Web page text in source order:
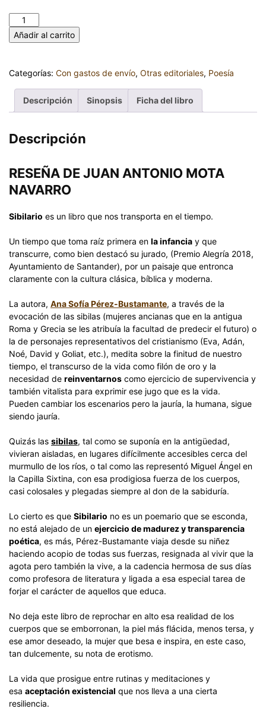
Añadir al carrito
Categorías: Con gastos de envío, Otras editoriales, Poesía
Descripción Sinopsis Ficha del libro
Descripción
RESEÑA DEJUAN ANTONIO MOTA
NAVARRO
Sibilario es un libro que nos transporta en el tiempo.
Un tiempo que toma raíz primera en la infancia y que
transcurre, como bien destacó su jurado, (Premio Alegría 2018,
Ayuntamiento de Santander), por un paisaje que entronca
claramente con la cultura clásica, bíblica y moderna.
La autora, Ana Sofía Pérez-Bustamante, a través de la
evocación de las sibilas (mujeres ancianas que en la antigua
Roma y Grecia se les atribuía la facultad de predecir el futuro) o
la de personajes representativos del cristianismo (Eva, Adán,
Noé, David y Goliat, etc.), medita sobre la finitud de nuestro
tiempo, el transcurso de la vida como filón de oro y la
necesidad de reinventarnos como ejercicio de supervivencia y
también vitalista para exprimir ese jugo que es la vida.
Pueden cambiar los escenarios pero la jauría, la humana, sigue
siendo jauría.
Quizás las sibilas, tal como se suponía en la antigüedad,
vivieran aisladas, en lugares difícilmente accesibles cerca del
murmullo de los ríos, o tal como las representó Miguel Ángel en
la Capilla Sixtina, con esa prodigiosa fuerza de los cuerpos,
casi colosales y plegadas siempre al don de la sabiduría.
Lo cierto es que Sibilario no es un poemario que se esconda,
no está alejado de un ejercicio de madurez y transparencia
poética, es más, Pérez-Bustamante viaja desde su niñez
haciendo acopio de todas sus fuerzas, resignada al vivir que la
agota pero también la vive, a la cadencia hermosa de sus días
como profesora de literatura y ligada a esa especial tarea de
forjar el carácter de aquellos que educa.
No deja este libro de reprochar en alto esa realidad de los
cuerpos que se emborronan, la piel más flácida, menos tersa, y
ese amor deseado, la mujer que besa e inspira, en este caso,
tan dulcemente, su nota de erotismo.
La vida que prosigue entre rutinas y meditaciones y
esa aceptación existencial que nos lleva a una cierta
resiliencia.